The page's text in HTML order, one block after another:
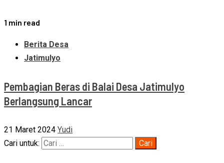
1 min read
Berita Desa
Jatimulyo
Pembagian Beras di Balai Desa Jatimulyo
Berlangsung Lancar
21 Maret 2024 Yudi
Cari untuk: